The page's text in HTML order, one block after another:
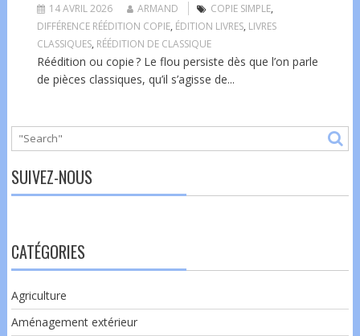
14 AVRIL 2026 ARMAND COPIE SIMPLE,
DIFFÉRENCE RÉÉDITION COPIE, ÉDITION LIVRES, LIVRES
CLASSIQUES, RÉÉDITION DE CLASSIQUE
Réédition ou copie ? Le flou persiste dès que l’on parle
de pièces classiques, qu’il s’agisse de...
SUIVEZ-NOUS
CATÉGORIES
Agriculture
Aménagement extérieur